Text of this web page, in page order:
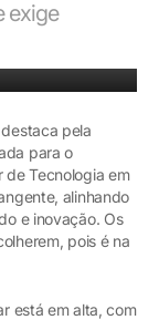
exige
pela
para o
de Tecnologia em
alinhando
e inovação. Os
pois é na
está em alta, com